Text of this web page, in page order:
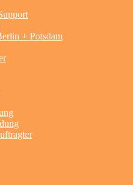
+ Potsdam